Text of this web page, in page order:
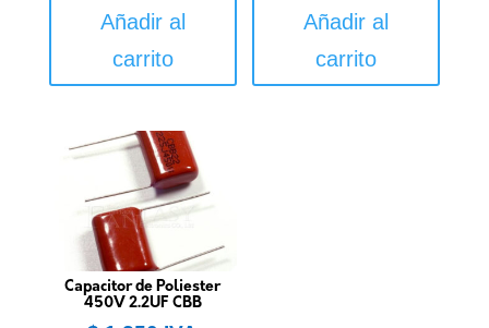
Añadir al
carrito
Añadir al
carrito
Capacitor de Poliester
450V 2.2UF CBB